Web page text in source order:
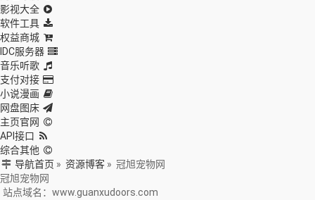
影视大全
软件工具
权益商城
IDC服务器
音乐听歌
支付对接
小说漫画
网盘图床
主页官网
API接口
综合其他
导航首页 » 资源博客 » 冠旭宠物网
冠旭宠物网
站点域名：www.guanxudoors.com